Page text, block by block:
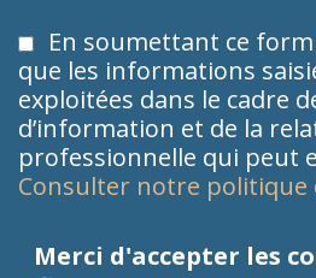
En soumettant ce
que les informations
exploitées dans le cadre
d’information et de la
professionnelle qui peut
Consulter notre politique
Merci d'accepter les